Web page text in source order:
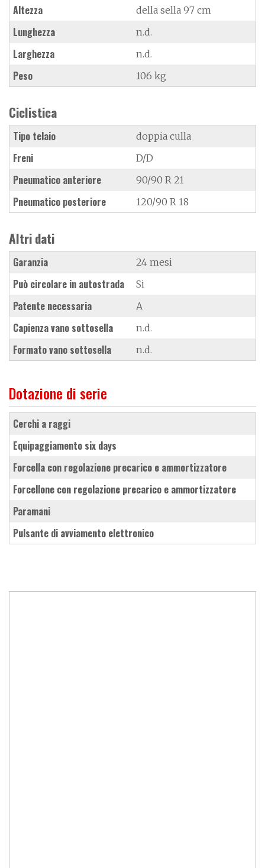
Altezza della sella 97 cm
Lunghezza n.d.
Larghezza n.d.
Peso 106 kg
Ciclistica
Tipo telaio doppia culla
Freni D/D
Pneumatico anteriore 90/90 R 21
Pneumatico posteriore 120/90 R 18
Altri dati
Garanzia 24 mesi
Può circolare in autostrada Si
Patente necessaria A
Capienza vano sottosella n.d.
Formato vano sottosella n.d.
Dotazione di serie
cerchi a raggi
equipaggiamento six days
forcella con regolazione precarico e ammortizzatore
forcellone con regolazione precarico e ammortizzatore
paramani
pulsante di avviamento elettronico